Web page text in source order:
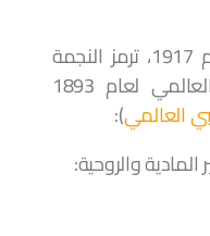
2. وفقاً للتصميم الأصلي عام 1917، ترمز النجمة
الثانية للمعرض الكولومبي العالمي لعام 1893
العالمي):
والروحية: